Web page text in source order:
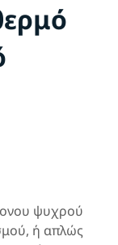
ψυχρού
ή απλώς